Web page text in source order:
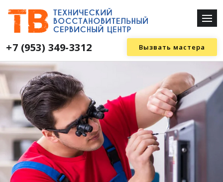
+7 (953) 349-3312 Вызвать мастера